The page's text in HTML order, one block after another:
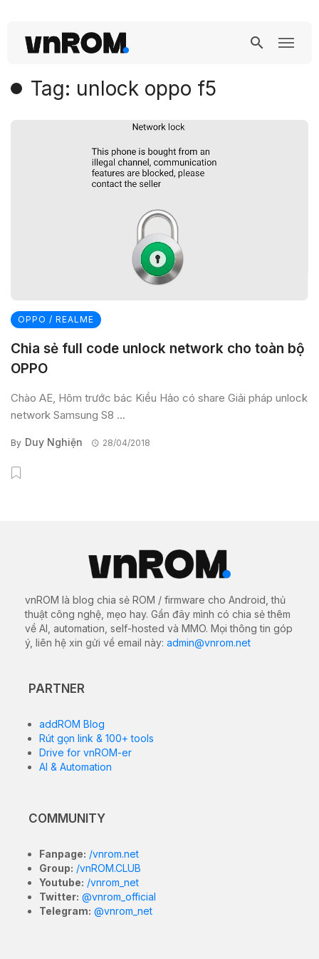
Tag: unlock oppo f5
OPPO / REALME
Chia sẻ full code unlock network cho toàn bộ
OPPO
Chào AE, Hôm trước bác Kiều Hảo có share Giải pháp unlock
network Samsung S8 ...
By Duy Nghiện 28/04/2018
vnROM là blog chia sẻ ROM / firmware cho Android, thủ
thuật công nghệ, mẹo hay. Gần đây mình có chia sẻ thêm
về AI, automation, self-hosted và MMO. Mọi thông tin góp
ý, liên hệ xin gửi về email này: admin@vnrom.net
PARTNER
addROM Blog
Rút gọn link & 100+ tools
Drive for vnROM-er
AI & Automation
COMMUNITY
Fanpage: /vnrom.net
Group: /vnROM.CLUB
Youtube: /vnrom_net
Twitter: @vnrom_official
Telegram: @vnrom_net